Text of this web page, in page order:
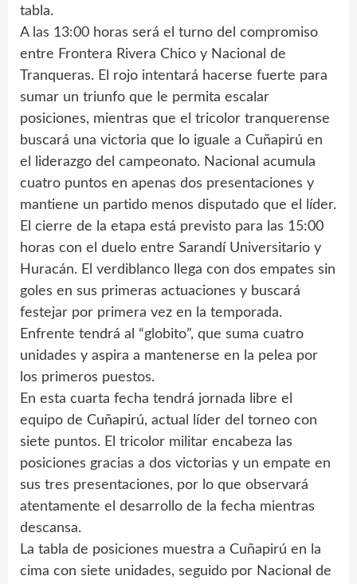
tabla.
A las 13:00 horas será el turno del compromiso
entre Frontera Rivera Chico y Nacional de
Tranqueras. El rojo intentará hacerse fuerte para
sumar un triunfo que le permita escalar
posiciones, mientras que el tricolor tranquerense
buscará una victoria que lo iguale a Cuñapirú en
el liderazgo del campeonato. Nacional acumula
cuatro puntos en apenas dos presentaciones y
mantiene un partido menos disputado que el líder.
El cierre de la etapa está previsto para las 15:00
horas con el duelo entre Sarandí Universitario y
Huracán. El verdiblanco llega con dos empates sin
goles en sus primeras actuaciones y buscará
festejar por primera vez en la temporada.
Enfrente tendrá al “globito”, que suma cuatro
unidades y aspira a mantenerse en la pelea por
los primeros puestos.
En esta cuarta fecha tendrá jornada libre el
equipo de Cuñapirú, actual líder del torneo con
siete puntos. El tricolor militar encabeza las
posiciones gracias a dos victorias y un empate en
sus tres presentaciones, por lo que observará
atentamente el desarrollo de la fecha mientras
descansa.
La tabla de posiciones muestra a Cuñapirú en la
cima con siete unidades, seguido por Nacional de